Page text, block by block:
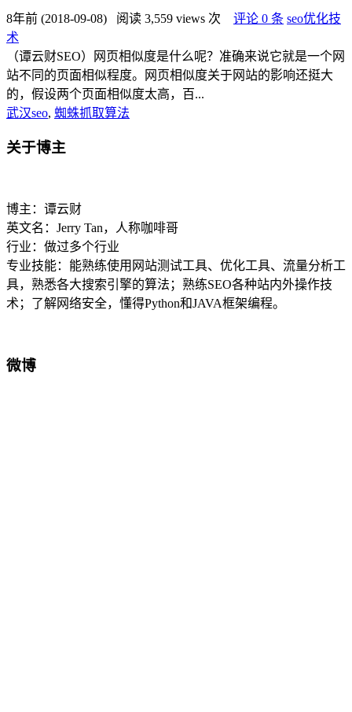
8年前 (2018-09-08) 阅读 3,559 views 次 评论 0 条 seo优化技
术
（谭云财SEO）网页相似度是什么呢？准确来说它就是一个网
站不同的页面相似程度。网页相似度关于网站的影响还挺大
的，假设两个页面相似度太高，百...
武汉seo, 蜘蛛抓取算法
关于博主
博主：谭云财
英文名：Jerry Tan，人称咖啡哥
行业：做过多个行业
专业技能：能熟练使用网站测试工具、优化工具、流量分析工
具，熟悉各大搜索引擎的算法；熟练SEO各种站内外操作技
术；了解网络安全，懂得Python和JAVA框架编程。
微博